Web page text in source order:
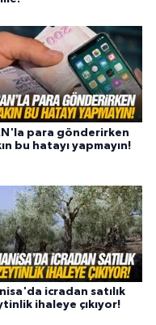
para gönderirken
bu hatayı yapmayın!
icradan satılık
ihaleye çıkıyor!